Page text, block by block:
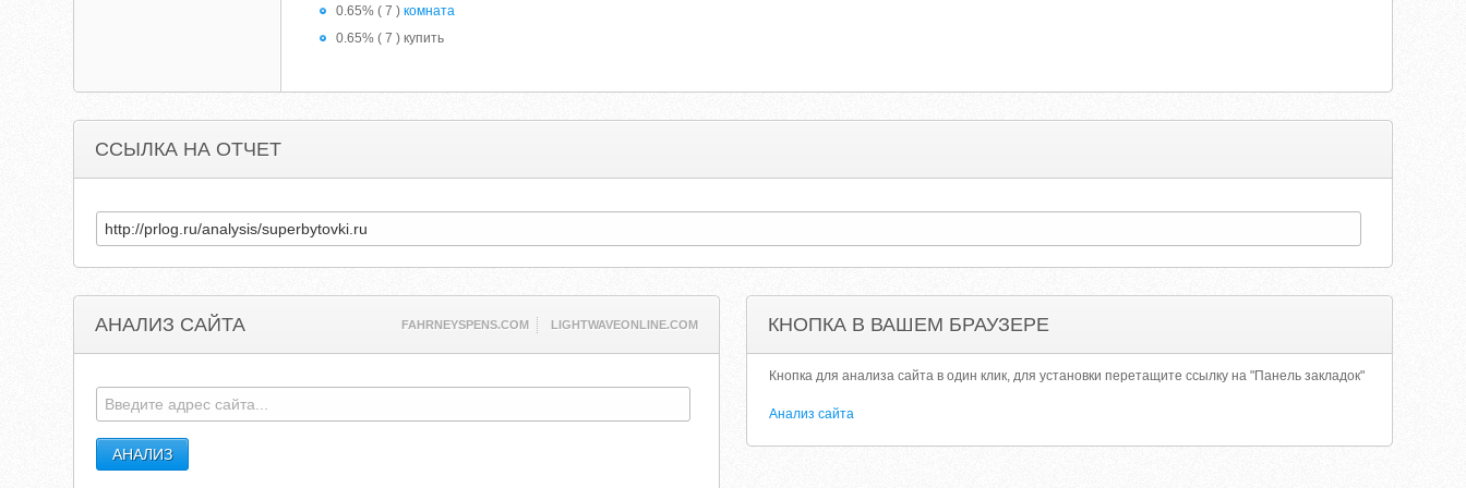
0.65% ( 7 )комната
0.65% ( 7 ) купить
ССЫЛКА НА ОТЧЕТ
АНАЛИЗ САЙТА FAHRNEYSPENS.COM LIGHTWAVEONLINE.COM КНОПКА В ВАШЕМ БРАУЗЕРЕ
Кнопка для анализа сайта в один клик, для установки перетащите ссылку на "Панель закладок"
Анализ сайта